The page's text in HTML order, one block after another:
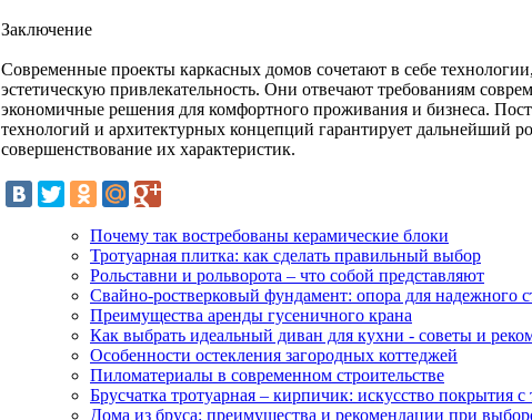
Заключение
Современные проекты каркасных домов сочетают в себе
эстетическую привлекательность. Они отвечают требованиям
экономичные решения для комфортного проживания и бизнеса.
технологий и архитектурных концепций гарантирует дальнейший
совершенствование их характеристик.
Почему так востребованы керамические блоки
Тротуарная плитка: как сделать правильный выбор
Рольставни и рольворота – что собой представляют
Свайно-ростверковый фундамент: опора для надежного
Преимущества аренды гусеничного крана
Как выбрать идеальный диван для кухни - советы и
Особенности остекления загородных коттеджей
Пиломатериалы в современном строительстве
Брусчатка тротуарная – кирпичик: искусство покрытия
Дома из бруса: преимущества и рекомендации при